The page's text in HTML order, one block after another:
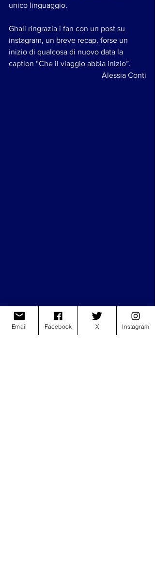
unico linguaggio.
Ghali ringrazia i fan con un post su
instagram, un breve recap, forse un
inizio di qualcosa di nuovo data la
caption “Che il viaggio abbia inizio”.
Alessia Conti
Email Facebook X Instagram